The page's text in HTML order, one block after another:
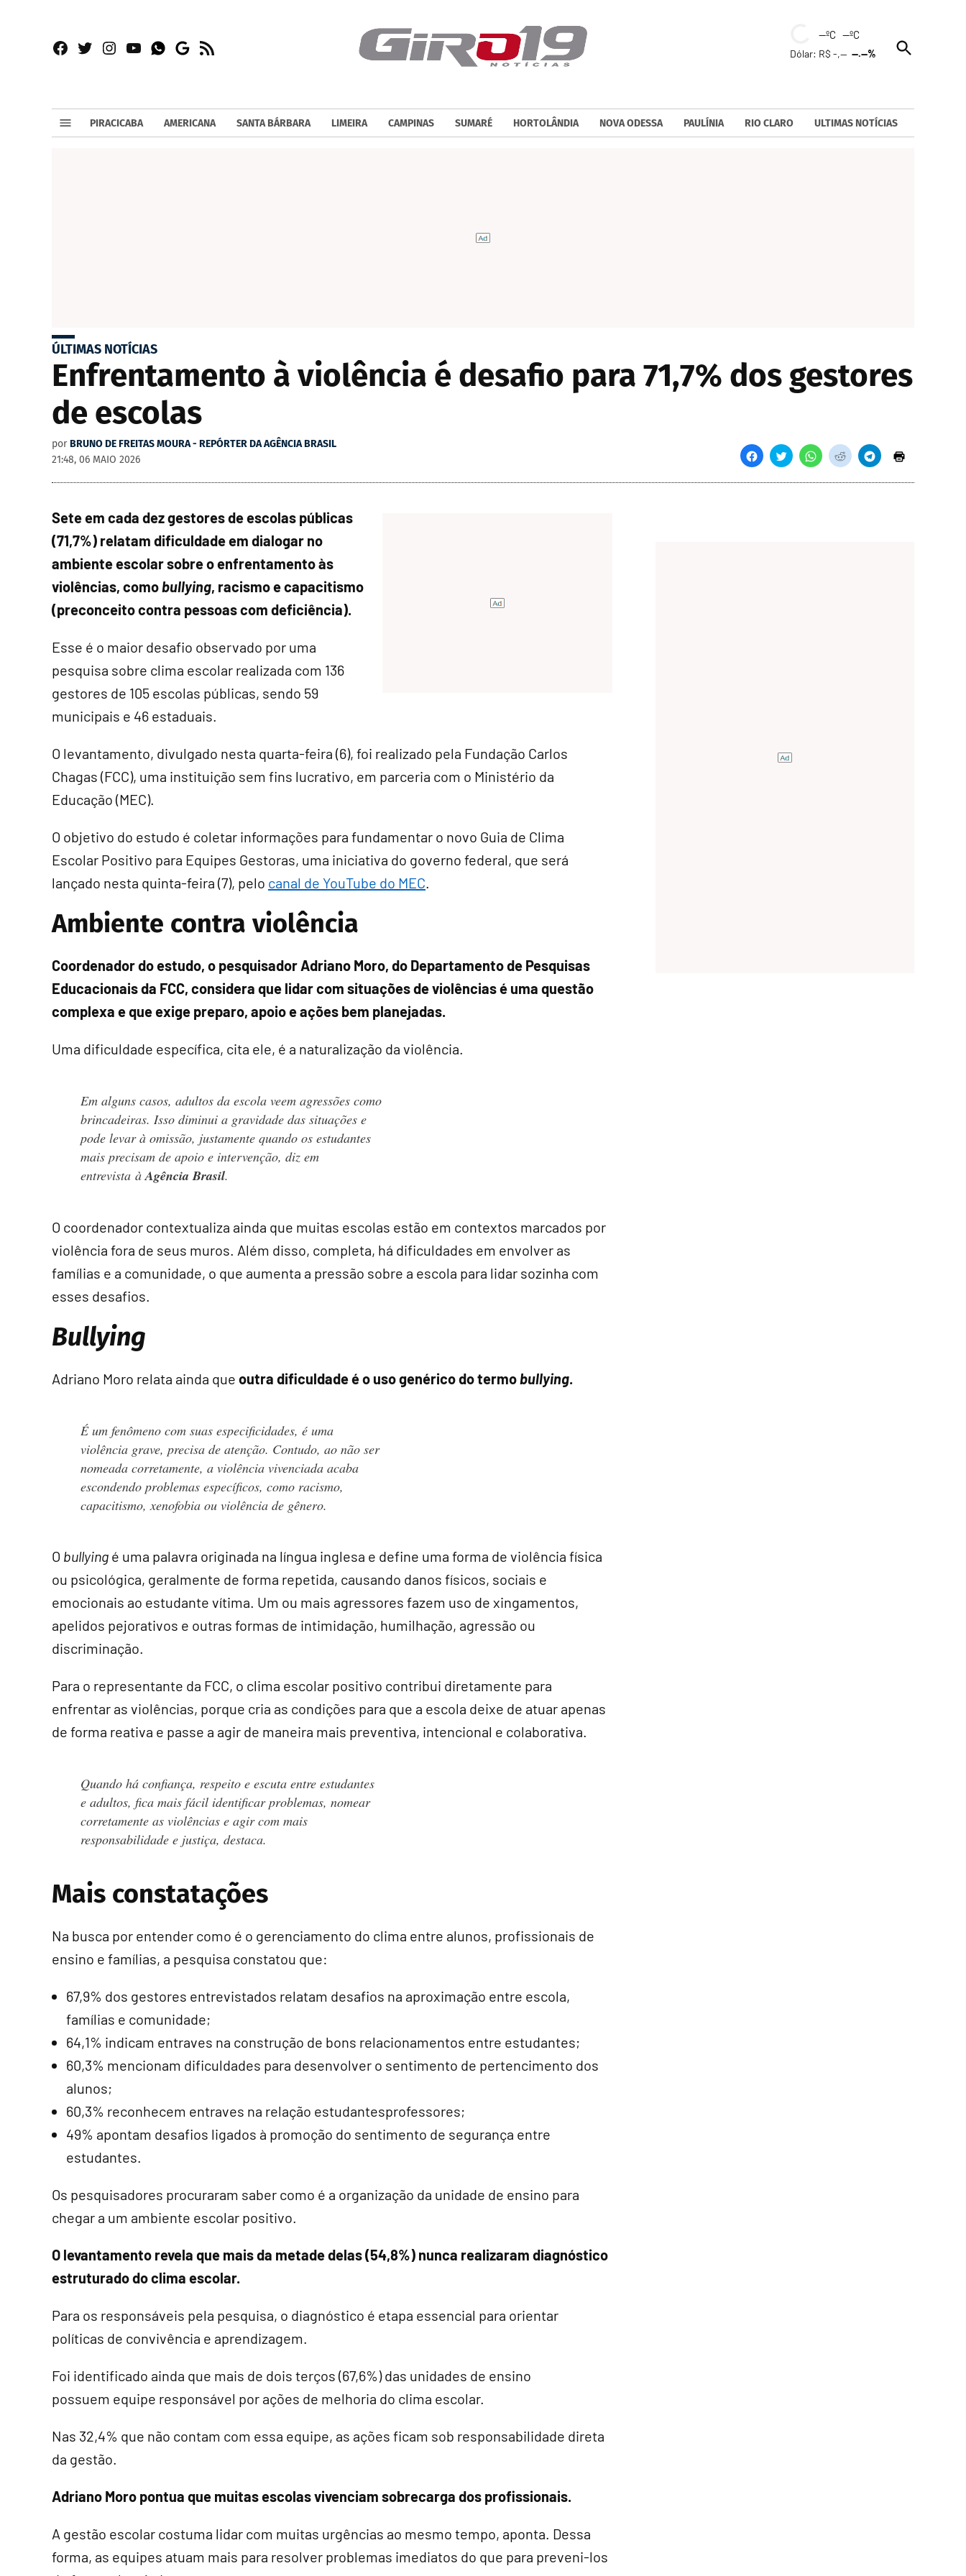
Facebook
TwitterInstagram
YouTubeWhatsapp
Google
RSS
--ºC --ºC
Dólar: R$ -,----.--%
Open
Search
PIRACICABA AMERICANA SANTA BÁRBARA LIMEIRA CAMPINAS SUMARÉ HORTOLÂNDIA NOVA ODESSA PAULÍNIA RIO CLARO ULTIMAS NOTÍCIAS
ÚLTIMAS NOTÍCIAS
Enfrentamento à violência é desafio para 71,7% dos gestores
de escolas
por BRUNO DE FREITAS MOURA - REPÓRTER DA AGÊNCIA BRASIL
21:48, 06 MAIO 2026
Sete em cada dez gestores de escolas públicas
(71,7%) relatam dificuldade em dialogar no
ambiente escolar sobre o enfrentamento às
violências, comobullying, racismo e capacitismo
(preconceito contra pessoas com deficiência).
Esse é o maior desafio observado por uma
pesquisa sobre clima escolar realizada com 136
gestores de 105 escolas públicas, sendo 59
municipais e 46 estaduais.
O levantamento, divulgado nesta quarta-feira (6), foi realizado pela Fundação Carlos
Chagas (FCC), uma instituição sem fins lucrativo, em parceria com o Ministério da
Educação (MEC).
O objetivo do estudo é coletar informações para fundamentar o novo Guia de Clima
Escolar Positivo para Equipes Gestoras, uma iniciativa do governo federal, que será
lançado nesta quinta-feira (7), pelo canal de YouTube do MEC.
Ambiente contra violência
Coordenador do estudo, o pesquisador Adriano Moro, do Departamento de Pesquisas
Educacionais da FCC, considera que lidar com situações de violências é uma questão
complexa e que exige preparo, apoio e ações bem planejadas.
Uma dificuldade específica, cita ele, é a naturalização da violência.
Em alguns casos, adultos da escola veem agressões como
brincadeiras. Isso diminui a gravidade das situações e
pode levar à omissão, justamente quando os estudantes
mais precisam de apoio e intervenção, diz em
entrevista à Agência Brasil.
O coordenador contextualiza ainda que muitas escolas estão em contextos marcados por
violência fora de seus muros. Além disso, completa, há dificuldades em envolver as
famílias e a comunidade, o que aumenta a pressão sobre a escola para lidar sozinha com
esses desafios.
Bullying
Adriano Moro relata ainda que outra dificuldade é o uso genérico do termobullying.
É um fenômeno com suas especificidades, é uma
violência grave, precisa de atenção. Contudo, ao não ser
nomeada corretamente, a violência vivenciada acaba
escondendo problemas específicos, como racismo,
capacitismo, xenofobia ou violência de gênero.
O bullying é uma palavra originada na língua inglesa e define uma forma de violência física
ou psicológica, geralmente de forma repetida, causando danos físicos, sociais e
emocionais ao estudante vítima. Um ou mais agressores fazem uso de xingamentos,
apelidos pejorativos e outras formas de intimidação, humilhação, agressão ou
discriminação.
Para o representante da FCC, o clima escolar positivo contribui diretamente para
enfrentar as violências, porque cria as condições para que a escola deixe de atuar apenas
de forma reativa e passe a agir de maneira mais preventiva, intencional e colaborativa.
Quando há confiança, respeito e escuta entre estudantes
e adultos, fica mais fácil identificar problemas, nomear
corretamente as violências e agir com mais
responsabilidade e justiça, destaca.
Mais constatações
Na busca por entender como é o gerenciamento do clima entre alunos, profissionais de
ensino e famílias, a pesquisa constatou que:
67,9% dos gestores entrevistados relatam desafios na aproximação entre escola,
famílias e comunidade;
64,1% indicam entraves na construção de bons relacionamentos entre estudantes;
60,3% mencionam dificuldades para desenvolver o sentimento de pertencimento dos
alunos;
60,3% reconhecem entraves na relação estudantesprofessores;
49% apontam desafios ligados à promoção do sentimento de segurança entre
estudantes.
Os pesquisadores procuraram saber como é a organização da unidade de ensino para
chegar a um ambiente escolar positivo.
O levantamento revela que mais da metade delas (54,8%) nunca realizaram diagnóstico
estruturado do clima escolar.
Para os responsáveis pela pesquisa, o diagnóstico é etapa essencial para orientar
políticas de convivência e aprendizagem.
Foi identificado ainda que mais de dois terços (67,6%) das unidades de ensino
possuem equipe responsável por ações de melhoria do clima escolar.
Nas 32,4% que não contam com essa equipe, as ações ficam sob responsabilidade direta
da gestão.
Adriano Moro pontua que muitas escolas vivenciam sobrecarga dos profissionais.
A gestão escolar costuma lidar com muitas urgências ao mesmo tempo, aponta. Dessa
forma, as equipes atuam mais para resolver problemas imediatos do que para preveni-los